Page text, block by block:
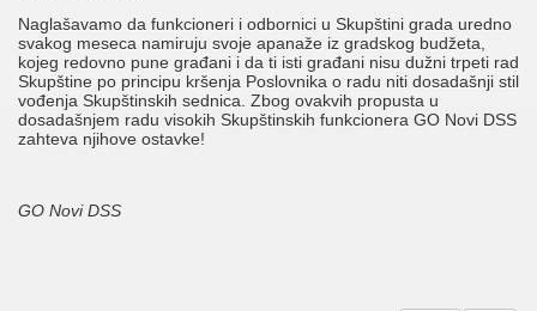
Naglašavamo da funkcioneri i odbornici u Skupštini grada uredno
svakog meseca namiruju svoje apanaže iz gradskog budžeta,
kojeg redovno pune građani i da ti isti građani nisu dužni trpeti rad
Skupštine po principu kršenja Poslovnika o radu niti dosadašnji stil
vođenja Skupštinskih sednica. Zbog ovakvih propusta u
dosadašnjem radu visokih Skupštinskih funkcionera GO Novi DSS
zahteva njihove ostavke!
GO Novi DSS